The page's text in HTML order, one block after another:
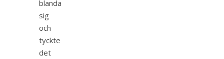
blanda
sig
och
tyckte
det